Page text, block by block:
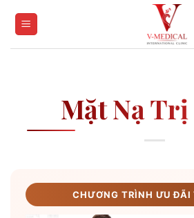
Mặt Nạ Trị
CHƯƠNG TRÌNH ƯU ĐÃI